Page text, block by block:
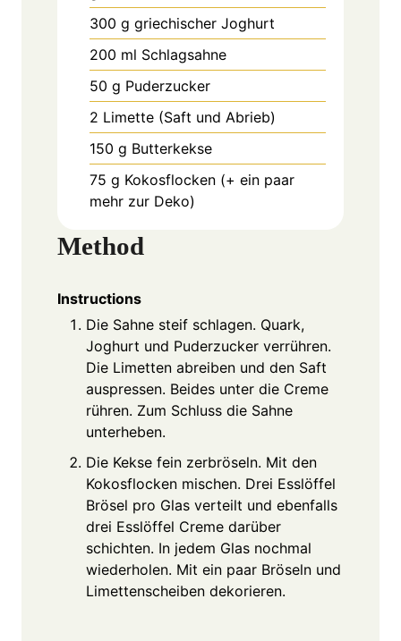
300 g griechischer Joghurt
200 ml Schlagsahne
50 g Puderzucker
2 Limette (Saft und Abrieb)
150 g Butterkekse
75 g Kokosflocken (+ ein paar
mehr zur Deko)
Method
Instructions
Die Sahne steif schlagen. Quark,
Joghurt und Puderzucker verrühren.
Die Limetten abreiben und den Saft
auspressen. Beides unter die Creme
rühren. Zum Schluss die Sahne
unterheben.
Die Kekse fein zerbröseln. Mit den
Kokosflocken mischen. Drei Esslöffel
Brösel pro Glas verteilt und ebenfalls
drei Esslöffel Creme darüber
schichten. In jedem Glas nochmal
wiederholen. Mit ein paar Bröseln und
Limettenscheiben dekorieren.